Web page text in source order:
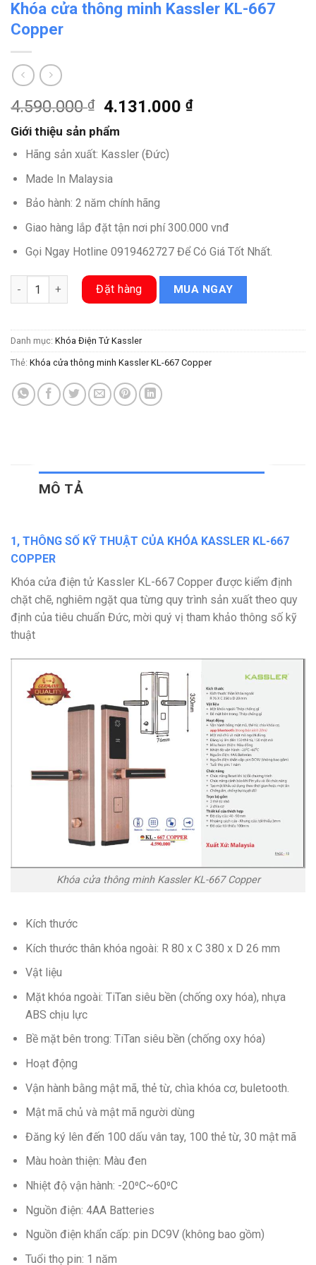
Khóa cửa thông minh Kassler KL-667
Copper
4.590.000₫
Giá
gốc
là:
4.590.000 ₫.
4.131.000₫Giá
Giới thiệu sản phẩm
Hãng sản xuất: Kassler (Đức)
Made In Malaysia
Bảo hành: 2 năm chính hãng
Giao hàng lắp đặt tận nơi phí 300.000 vnđ
Gọi Ngay Hotline 0919462727Để Có Giá Tốt Nhất.
Khóa cửa thông minh Kassler KL-667 Copper số lượng
Đặt hàng MUA NGAY
Danh mục: Khóa Điện Tử Kassler
Thẻ: Khóa cửa thông minh Kassler KL-667 Copper
MÔ TẢ
1, THÔNG SỐ KỸ THUẬT CỦA KHÓA KASSLER KL-667
COPPER
Khóa cửa điện tử Kassler KL-667 Copper được kiểm định
chặt chẽ, nghiêm ngặt qua từng quy trình sản xuất theo quy
định của tiêu chuẩn Đức, mời quý vị tham khảo thông số kỹ
thuật
Khóa cửa thông minh Kassler KL-667 Copper
Kích thước
Kích thước thân khóa ngoài: R 80 x C 380 x D 26 mm
Vật liệu
Mặt khóa ngoài: TiTan siêu bền (chống oxy hóa), nhựa
ABS chịu lực
Bề mặt bên trong: TiTan siêu bền (chống oxy hóa)
Hoạt động
Vận hành bằng mật mã, thẻ từ, chìa khóa cơ, buletooth.
Mật mã chủ và mật mã người dùng
Đăng ký lên đến 100 dấu vân tay, 100 thẻ từ, 30 mật mã
Màu hoàn thiện: Màu đen
Nhiệt độ vận hành: -20⁰C~60⁰C
Nguồn điện: 4AA Batteries
Nguồn điện khẩn cấp: pin DC9V (không bao gồm)
Tuổi thọ pin: 1 năm